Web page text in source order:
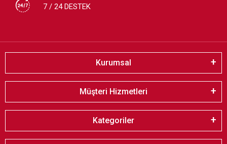
7 / 24 DESTEK
Kurumsal
Müşteri Hizmetleri
Kategoriler